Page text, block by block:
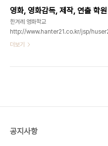
영화, 영화감독, 제작, 연출 학
한겨레 영화학교
http://www.hanter21.co.kr/jsp/
category=academyGate6&tolclass=
http://www.sac.ac.kr/main/ind..
더보기
공지사항